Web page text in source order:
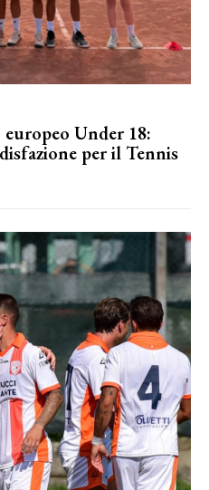
Under 18:
per il Tennis